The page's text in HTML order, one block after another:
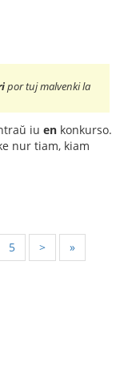
por tuj malvenki la
iu en konkurso.
nur tiam, kiam
5 > »